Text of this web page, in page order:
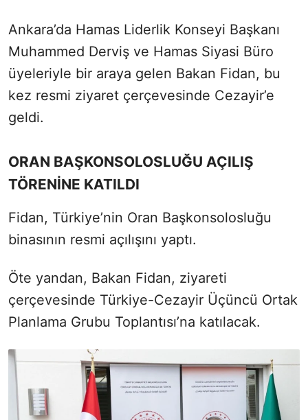
Ankara’da Hamas Liderlik Konseyi Başkanı
Muhammed Derviş ve Hamas Siyasi Büro
üyeleriyle bir araya gelen Bakan Fidan, bu
kez resmi ziyaret çerçevesinde Cezayir’e
geldi.
ORAN BAŞKONSOLOSLUĞU AÇILIŞ
TÖRENİNE KATILDI
Fidan, Türkiye’nin Oran Başkonsolosluğu
binasının resmi açılışını yaptı.
Öte yandan, Bakan Fidan, ziyareti
çerçevesinde Türkiye-Cezayir Üçüncü Ortak
Planlama Grubu Toplantısı’na katılacak.